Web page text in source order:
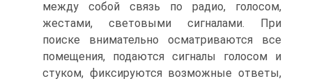
между собой связь по радио, голосом,
жестами, световыми сигналами. При
поиске внимательно осматриваются все
помещения, подаются сигналы голосом и
стуком, фиксируются возможные ответы,